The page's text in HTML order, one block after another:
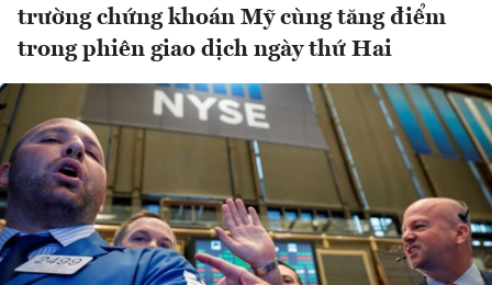
trường chứng khoán Mỹ cùng tăng điểm
trong phiên giao dịch ngày thứ Hai